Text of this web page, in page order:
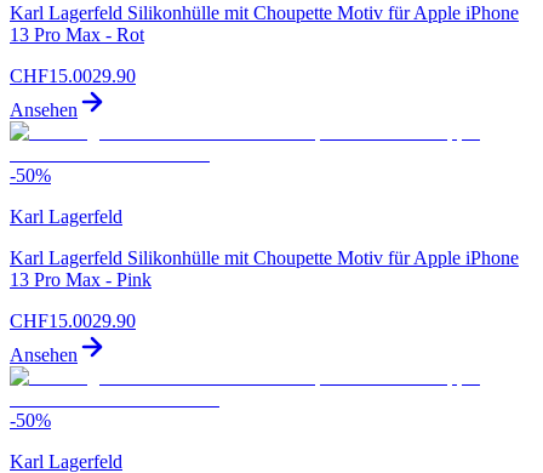
Karl Lagerfeld Silikonhülle mit Choupette Motiv für Apple iPhone
13 Pro Max - Rot
CHF15.0029.90
Ansehen
-50%
Karl Lagerfeld
Karl Lagerfeld Silikonhülle mit Choupette Motiv für Apple iPhone
13 Pro Max - Pink
CHF15.0029.90
Ansehen
-50%
Karl Lagerfeld